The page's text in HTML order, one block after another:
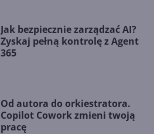
Jak bezpiecznie zarządzać AI?
Zyskaj pełną kontrolę z Agent
365
Od autora do orkiestratora.
Copilot Cowork zmieni twoją
pracę